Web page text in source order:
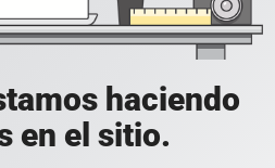
haciendo
en el sitio.